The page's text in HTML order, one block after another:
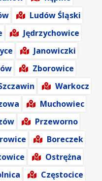
Ludów Śląski
Jędrzychowice
Janowiczki
Zborowice
Warkocz
Muchowiec
Przeworno
Boreczek
Ostrężna
Częstocice